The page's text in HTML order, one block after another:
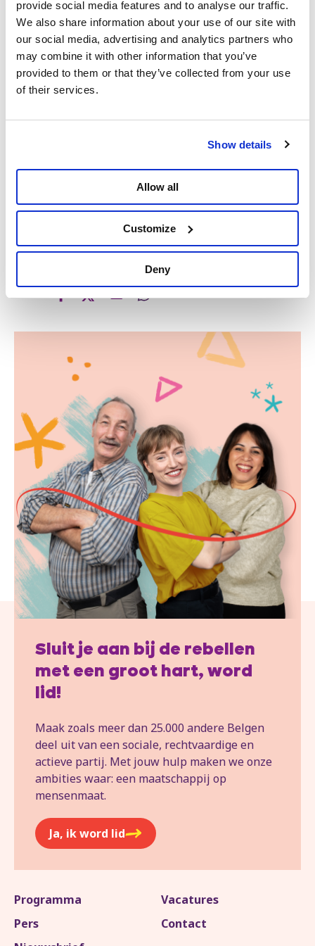
provide social media features and to analyse our traffic.
We also share information about your use of our site with
our social media, advertising and analytics partners who
may combine it with other information that you’ve
provided to them or that they’ve collected from your use
of their services.
Show details
Allow all
Customize
Deny
zou meevallen. Kim De Witte weerlegde dit, en
vandaag moet ook de minister zijn fout toegeven.
“Dit toont aan dat de regering zich niet eens bewust
is van de impact van haar eigen maatregelen”, zegt
Kim De Witte. “De pensioenmalus is een ingrijpende
en onrechtvaardige maatregel die heel veel mensen
zal treffen. Voor sommige werknemers kan de sanctie
vraag is nu: zal de regering garanderen dat periodes
van ziekte systematisch worden erkend als
gelijkgestelde periodes? En vooral: laat ze de
onrechtvaardige pensioenmalus definitief varen?” ⁩
Delen
Sluit je aan bij de rebellen
met een groot hart, word
lid!
Maak zoals meer dan 25.000 andere Belgen
deel uit van een sociale, rechtvaardige en
actieve partij. Met jouw hulp maken we onze
ambities waar: een maatschappij op
mensenmaat.
Ja, ik word lid
Programma
Vacatures
Pers
Contact